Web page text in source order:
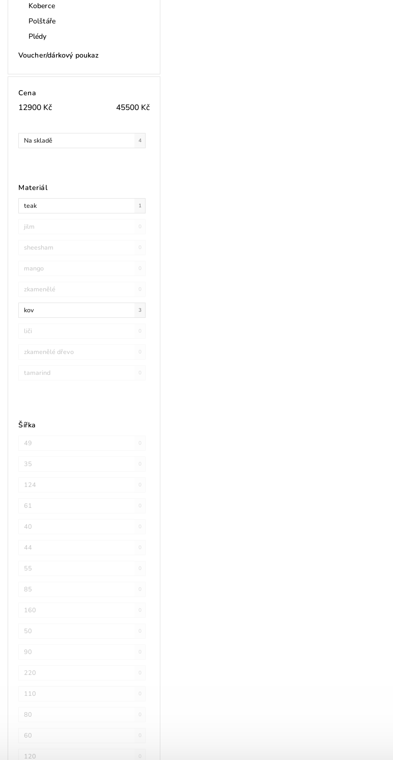
Koberce
Polštáře
Plédy
Voucher/dárkový poukaz
Cena
12900 Kč 45500 Kč
Na skladě 4
Materiál
teak 1
jilm 0
sheesham 0
mango 0
zkamenělé 0
kov 3
liči 0
zkamenělé dřevo 0
tamarind 0
Šířka
49 0
35 0
124 0
61 0
40 0
44 0
55 0
85 0
160 0
50 0
90 0
220 0
110 0
80 0
60 0
120 0